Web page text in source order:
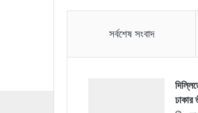
সর্বশেষ সংবাদ
ঢাকার